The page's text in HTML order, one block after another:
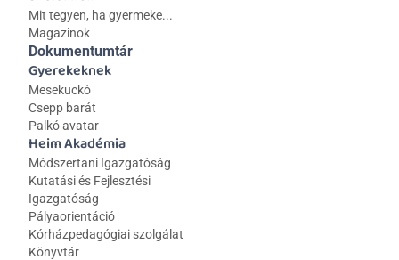
Mit tegyen, ha gyermeke...
Magazinok
Gyerekeknek
Mesekuckó
Csepp barát
Palkó avatar
Heim Akadémia
Módszertani Igazgatóság
Kutatási és Fejlesztési
Igazgatóság
Pályaorientáció
Kórházpedagógiai szolgálat
Könyvtár
Dokumentumtár